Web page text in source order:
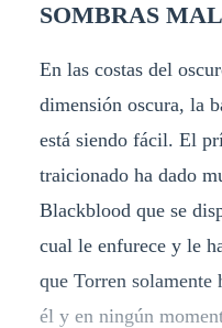
SOMBRAS
En las costas del
dimensión oscura, la
está siendo fácil. El
traicionado ha dado
Blackblood que se
cual le enfurece y le
que Torren solamente
él y en ningún